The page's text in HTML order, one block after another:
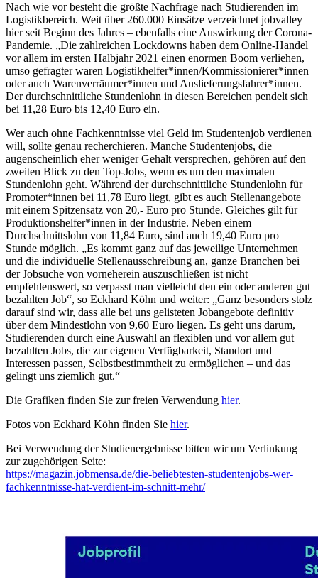
Nach wie vor besteht die größte Nachfrage nach Studierenden im
Logistikbereich. Weit über 260.000 Einsätze verzeichnet jobvalley
hier seit Beginn des Jahres – ebenfalls eine Auswirkung der Corona-
Pandemie. „Die zahlreichen Lockdowns haben dem Online-Handel
vor allem im ersten Halbjahr 2021 einen enormen Boom verliehen,
umso gefragter waren Logistikhelfer*innen/Kommissionierer*innen
oder auch Warenverräumer*innen und Auslieferungsfahrer*innen.
Der durchschnittliche Stundenlohn in diesen Bereichen pendelt sich
bei 11,28 Euro bis 12,40 Euro ein.
Wer auch ohne Fachkenntnisse viel Geld im Studentenjob verdienen
will, sollte genau recherchieren. Manche Studentenjobs, die
augenscheinlich eher weniger Gehalt versprechen, gehören auf den
zweiten Blick zu den Top-Jobs, wenn es um den maximalen
Stundenlohn geht. Während der durchschnittliche Stundenlohn für
Promoter*innen bei 11,78 Euro liegt, gibt es auch Stellenangebote
mit einem Spitzensatz von 20,- Euro pro Stunde. Gleiches gilt für
Produktionshelfer*innen in der Industrie. Neben einem
Durchschnittslohn von 11,84 Euro, sind auch 19,40 Euro pro
Stunde möglich. „Es kommt ganz auf das jeweilige Unternehmen
und die individuelle Stellenausschreibung an, ganze Branchen bei
der Jobsuche von vorneherein auszuschließen ist nicht
empfehlenswert, so verpasst man vielleicht den ein oder anderen gut
bezahlten Job“, so Eckhard Köhn und weiter: „Ganz besonders stolz
darauf sind wir, dass alle bei uns gelisteten Jobangebote definitiv
über dem Mindestlohn von 9,60 Euro liegen. Es geht uns darum,
Studierenden durch eine Auswahl an flexiblen und vor allem gut
bezahlten Jobs, die zur eigenen Verfügbarkeit, Standort und
Interessen passen, Selbstbestimmtheit zu ermöglichen – und das
gelingt uns ziemlich gut.“
Die Grafiken finden Sie zur freien Verwendung hier.
Fotos von Eckhard Köhn finden Sie hier.
Bei Verwendung der Studienergebnisse bitten wir um Verlinkung
zur zugehörigen Seite:
https://magazin.jobmensa.de/die-beliebtesten-studentenjobs-wer-
fachkenntnisse-hat-verdient-im-schnitt-mehr/